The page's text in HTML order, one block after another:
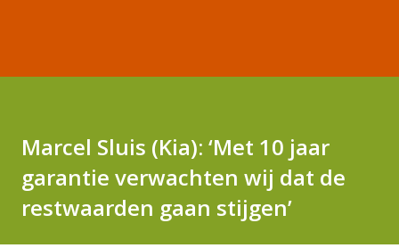
Marcel Sluis (Kia): ‘Met 10 jaar
garantie verwachten wij dat de
restwaarden gaan stijgen’